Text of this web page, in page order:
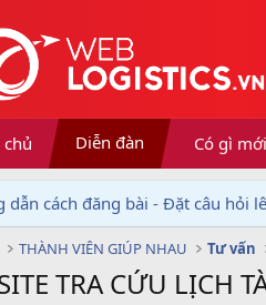
chủ Diễn đàn Có gì mới
dẫn cách đăng bài - Đặt câu hỏi
THÀNH VIÊN GIÚP NHAU Tư vấn
TRA CỨU LỊCH